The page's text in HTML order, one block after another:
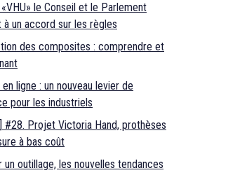
le Conseil et le Parlement
à un accord sur les règles
des composites : comprendre et
ligne : un nouveau levier de
pour les industriels
#28. Projet Victoria Hand, prothèses
à bas coût
un outillage, les nouvelles tendances